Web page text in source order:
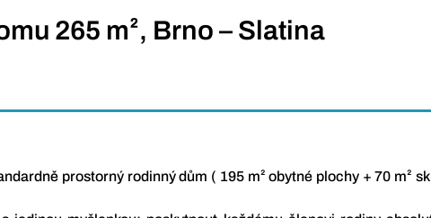
265 m², Brno – Slatina
prostorný rodinný dům ( 195 m² obytné plochy + 70 m²